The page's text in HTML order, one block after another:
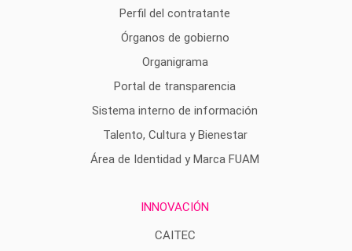
Perfil del contratante
Órganos de gobierno
Organigrama
Portal de transparencia
Sistema interno de información
Talento, Cultura y Bienestar
Área de Identidad y Marca FUAM
INNOVACIÓN
CAITEC